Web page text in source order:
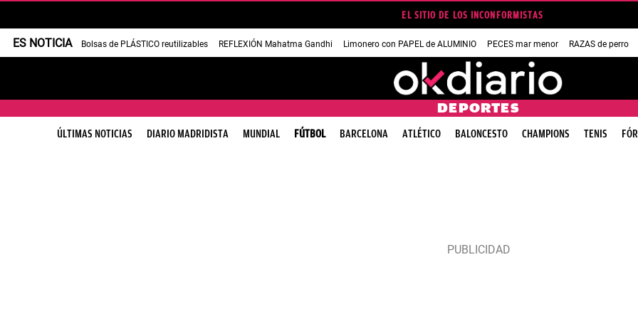
EL SITIO DE LOS INCONFORMISTAS
ES NOTICIA Bolsas de PLÁSTICO reutilizables REFLEXIÓN Mahatma Gandhi Limonero con PAPEL de ALUMINIO PECES mar menor RAZAS de perro
DEPORTES
ÚLTIMAS NOTICIAS DIARIO MADRIDISTA MUNDIAL FÚTBOL BARCELONA ATLÉTICO BALONCESTO CHAMPIONS TENIS